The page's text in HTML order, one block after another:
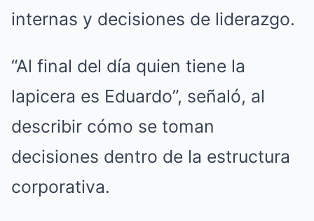
internas y decisiones de liderazgo.
“Al final del día quien tiene la
lapicera es Eduardo”, señaló, al
describir cómo se toman
decisiones dentro de la estructura
corporativa.